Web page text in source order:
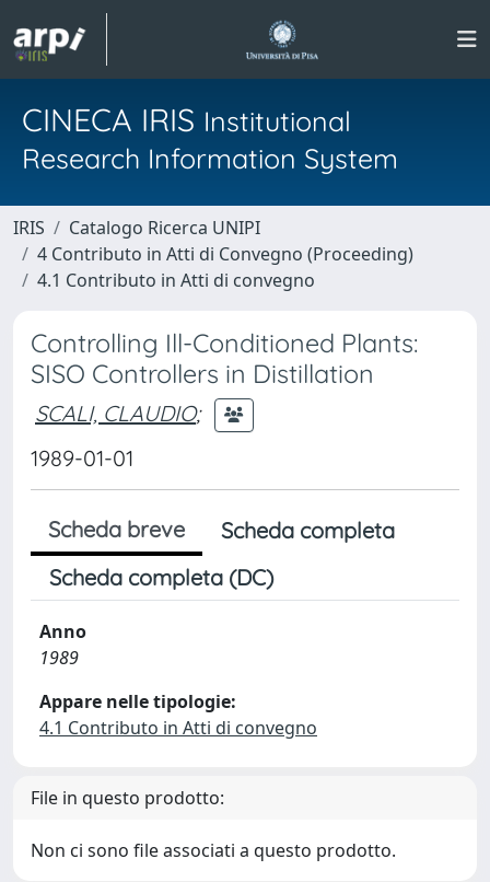
CINECA IRIS Institutional
Research Information System
IRIS
Catalogo Ricerca UNIPI
4 Contributo in Atti di Convegno (Proceeding)
4.1 Contributo in Atti di convegno
Controlling Ill-Conditioned Plants:
SISO Controllers in Distillation
SCALI, CLAUDIO;
1989-01-01
Scheda breve
Scheda completa
Scheda completa (DC)
Anno
1989
Appare nelle tipologie:
4.1 Contributo in Atti di convegno
File in questo prodotto:
Non ci sono file associati a questo prodotto.